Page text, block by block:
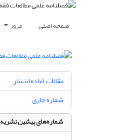
صفحه اصلی مرور
مقالات آماده انتشار
شماره جاری
شماره‌های پیشین نشریه